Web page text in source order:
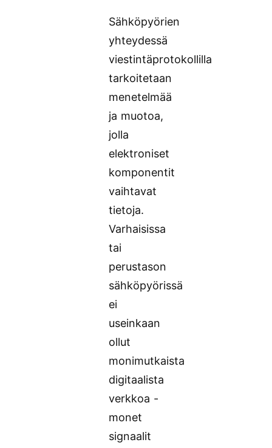
Sähköpyörien
yhteydessä
viestintäprotokollilla
tarkoitetaan
menetelmää
ja muotoa,
jolla
elektroniset
komponentit
vaihtavat
tietoja.
Varhaisissa
tai
perustason
sähköpyörissä
ei
useinkaan
ollut
monimutkaista
digitaalista
verkkoa -
monet
signaalit